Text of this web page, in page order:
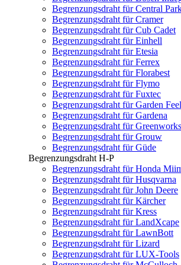
Begrenzungsdraht für Central
Begrenzungsdraht für Cramer
Begrenzungsdraht für Cub Cadet
Begrenzungsdraht für Einhell
Begrenzungsdraht für Etesia
Begrenzungsdraht für Ferrex
Begrenzungsdraht für Florabest
Begrenzungsdraht für Flymo
Begrenzungsdraht für Fuxtec
Begrenzungsdraht für Garden
Begrenzungsdraht für Gardena
Begrenzungsdraht für Greenworks
Begrenzungsdraht für Grouw
Begrenzungsdraht für Güde
Begrenzungsdraht H-P
Begrenzungsdraht für Honda
Begrenzungsdraht für Husqvarna
Begrenzungsdraht für John Deere
Begrenzungsdraht für Kärcher
Begrenzungsdraht für Kress
Begrenzungsdraht für LandXcape
Begrenzungsdraht für LawnBott
Begrenzungsdraht für Lizard
Begrenzungsdraht für LUX-Tools